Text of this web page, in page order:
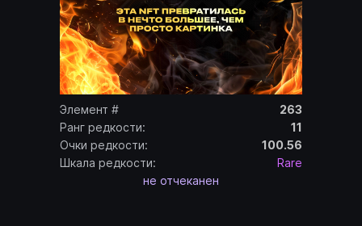
Элемент #
263
Ранг редкости:
11
Очки редкости:
100.56
Шкала редкости:
Rare
не отчеканен